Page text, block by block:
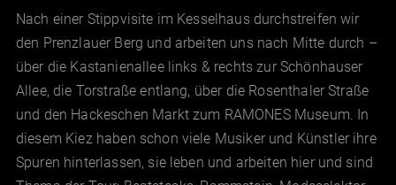
Nach einer Stippvisite im Kesselhaus durchstreifen wir
den Prenzlauer Berg und arbeiten uns nach Mitte durch –
über die Kastanienallee links & rechts zur Schönhauser
Allee, die Torstraße entlang, über die Rosenthaler Straße
und den Hackeschen Markt zum RAMONES Museum. In
diesem Kiez haben schon viele Musiker und Künstler ihre
Spuren hinterlassen, sie leben und arbeiten hier und sind